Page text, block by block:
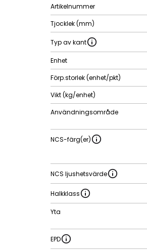
Artikelnummer
Tjocklek (mm)
Typ av kant
Enhet
Förp.storlek (enhet/pkt)
Vikt (kg/enhet)
Användningsområde
NCS-färg(er)
NCS ljushetsvärde
Halkklass
Yta
EPD